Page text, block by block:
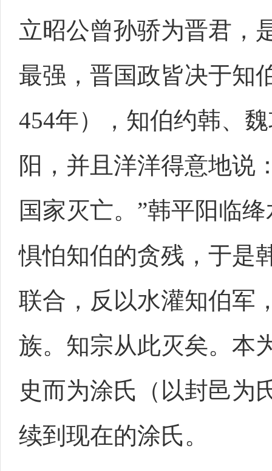
立昭公曾孙骄为晋君，
最强，晋国政皆决于知
454年），知伯约韩、
阳，并且洋洋得意地说
国家灭亡。”韩平阳临
惧怕知伯的贪残，于是
联合，反以水灌知伯军
族。知宗从此灭矣。本
史而为涂氏（以封邑为
续到现在的涂氏。